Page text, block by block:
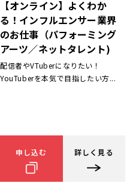
【オンライン】よくわか
る！インフルエンサー業界
のお仕事（パフォーミング
アーツ／ネットタレント)
配信者やVTuberになりたい！
YouTuberを本気で目指したい方...
申し込む 詳しく見る